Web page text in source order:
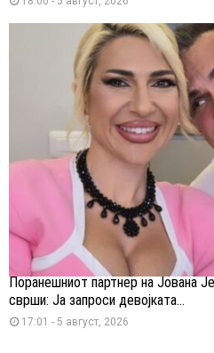
Поранешниот партнер на Јована
сврши: Ја запроси девојката...
17:01 - 5 август, 2026